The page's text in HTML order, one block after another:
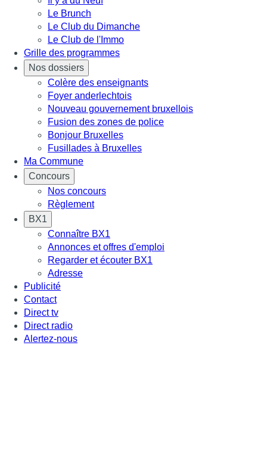
Le Brunch
Le Club du Dimanche
Le Club de l'Immo
Grille des programmes
Nos dossiers
Colère des enseignants
Foyer anderlechtois
Nouveau gouvernement bruxellois
Fusion des zones de police
Bonjour Bruxelles
Fusillades à Bruxelles
Ma Commune
Concours
Nos concours
Règlement
BX1
Connaître BX1
Annonces et offres d'emploi
Regarder et écouter BX1
Adresse
Publicité
Contact
Direct tv
Direct radio
Alertez-nous